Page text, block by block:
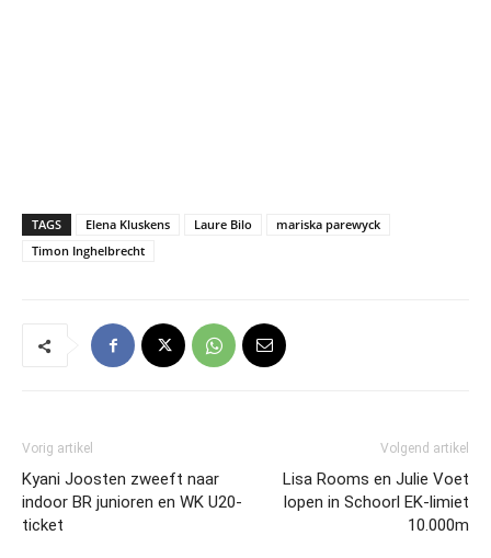
TAGS Elena Kluskens Laure Bilo
mariska parewyck
Timon Inghelbrecht
Vorig artikel
Kyani Joosten zweeft naar
indoor BR junioren en WK U20-
ticket
Volgend artikel
Lisa Rooms en Julie Voet
lopen in Schoorl EK-limiet
10.000m